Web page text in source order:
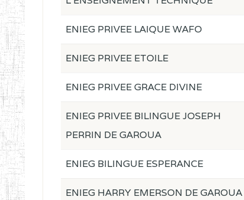
ENIEG PRIVEE LAIQUE WAFO
ENIEG PRIVEE ETOILE
ENIEG PRIVEE GRACE DIVINE
ENIEG PRIVEE BILINGUE JOSEPH
PERRIN DE GAROUA
ENIEG BILINGUE ESPERANCE
ENIEG HARRY EMERSON DE GAROUA